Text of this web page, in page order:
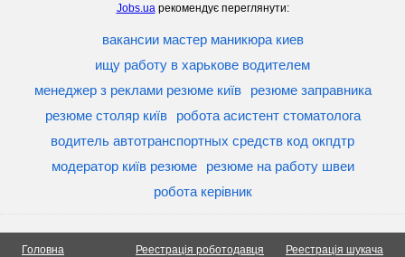
Jobs.uaрекомендує переглянути:
вакансии мастер маникюра киев
ищу работу в харькове водителем
менеджер з реклами резюме київ
резюме заправника
резюме столяр київ
робота асистент стоматолога
водитель автотранспортных средств код окпдтр
модератор київ резюме
резюме на работу швеи
робота керівник
Головна Реестрація роботодавця Реестрація шукача